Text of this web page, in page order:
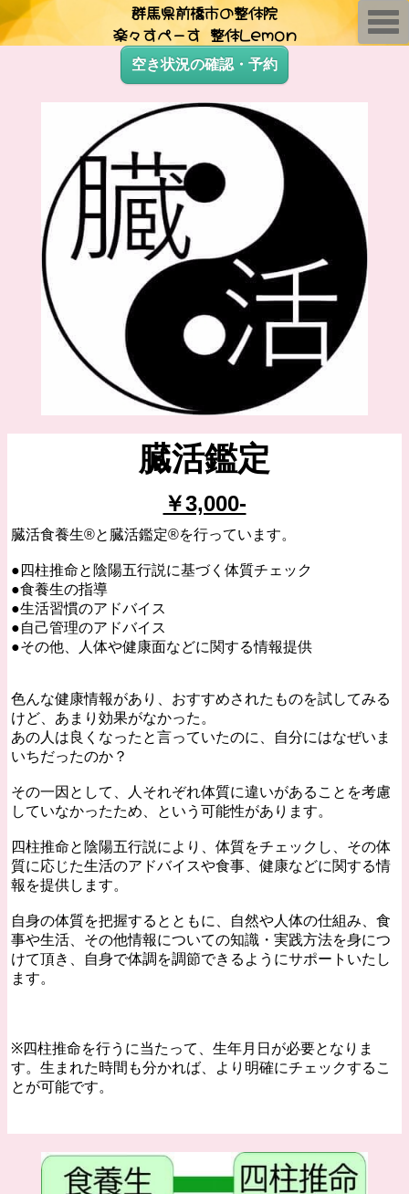
群馬県前橋市の整体院
楽々すぺーす 整体Lemon
空き状況の確認・予約
臓活鑑定
￥3,000-
臓活食養生®︎と臓活鑑定®︎を行っています。
●四柱推命と陰陽五行説に基づく体質チェック
●食養生の指導
●生活習慣のアドバイス
●自己管理のアドバイス
●その他、人体や健康面などに関する情報提供
色んな健康情報があり、おすすめされたものを試してみる
けど、あまり効果がなかった。
あの人は良くなったと言っていたのに、自分にはなぜいま
いちだったのか？
その一因として、人それぞれ体質に違いがあることを考慮
していなかったため、という可能性があります。
四柱推命と陰陽五行説により、体質をチェックし、その体
質に応じた生活のアドバイスや食事、健康などに関する情
報を提供します。
自身の体質を把握するとともに、自然や人体の仕組み、食
事や生活、その他情報についての知識・実践方法を身につ
けて頂き、自身で体調を調節できるようにサポートいたし
ます。
※四柱推命を行うに当たって、生年月日が必要となりま
す。生まれた時間も分かれば、より明確にチェックするこ
とが可能です。
T
o
g